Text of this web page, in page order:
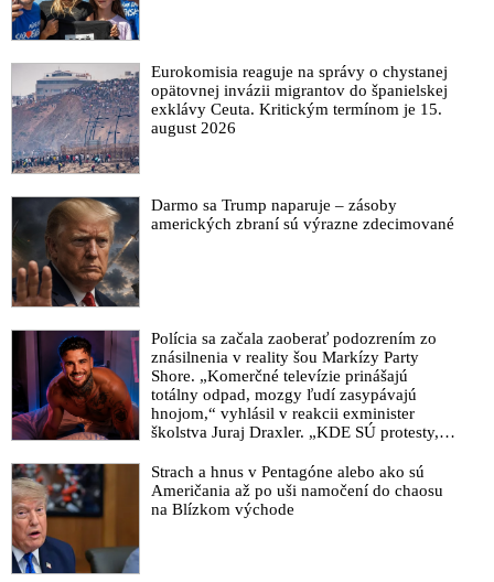
Eurokomisia reaguje na správy o chystanej
opätovnej invázii migrantov do španielskej
exklávy Ceuta. Kritickým termínom je 15.
august 2026
Darmo sa Trump naparuje – zásoby
amerických zbraní sú výrazne zdecimované
Polícia sa začala zaoberať podozrením zo
znásilnenia v reality šou Markízy Party
Shore. „Komerčné televízie prinášajú
totálny odpad, mozgy ľudí zasypávajú
hnojom,“ vyhlásil v reakcii exminister
školstva Juraj Draxler. „KDE SÚ protesty,
pracovníkov?“ spýtal sa
Strach a hnus v Pentagóne alebo ako sú
Američania až po uši namočení do chaosu
na Blízkom východe